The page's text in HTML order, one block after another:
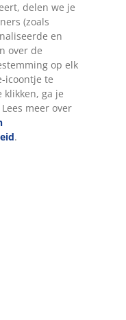
delen we je
(zoals
en
over de
op elk
icoontje te
klikken, ga je
meer over
.